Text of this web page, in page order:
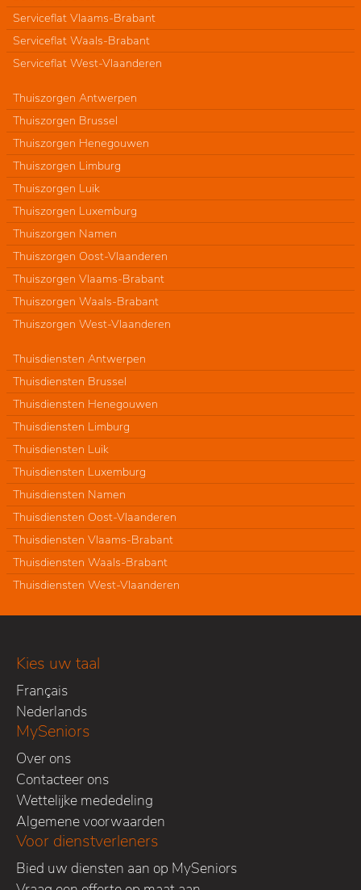
Serviceflat Vlaams-Brabant
Serviceflat Waals-Brabant
Serviceflat West-Vlaanderen
Thuiszorgen Antwerpen
Thuiszorgen Brussel
Thuiszorgen Henegouwen
Thuiszorgen Limburg
Thuiszorgen Luik
Thuiszorgen Luxemburg
Thuiszorgen Namen
Thuiszorgen Oost-Vlaanderen
Thuiszorgen Vlaams-Brabant
Thuiszorgen Waals-Brabant
Thuiszorgen West-Vlaanderen
Thuisdiensten Antwerpen
Thuisdiensten Brussel
Thuisdiensten Henegouwen
Thuisdiensten Limburg
Thuisdiensten Luik
Thuisdiensten Luxemburg
Thuisdiensten Namen
Thuisdiensten Oost-Vlaanderen
Thuisdiensten Vlaams-Brabant
Thuisdiensten Waals-Brabant
Thuisdiensten West-Vlaanderen
Kies uw taal
Français
Nederlands
MySeniors
Over ons
Contacteer ons
Wettelijke mededeling
Algemene voorwaarden
Voor dienstverleners
Bied uw diensten aan op MySeniors